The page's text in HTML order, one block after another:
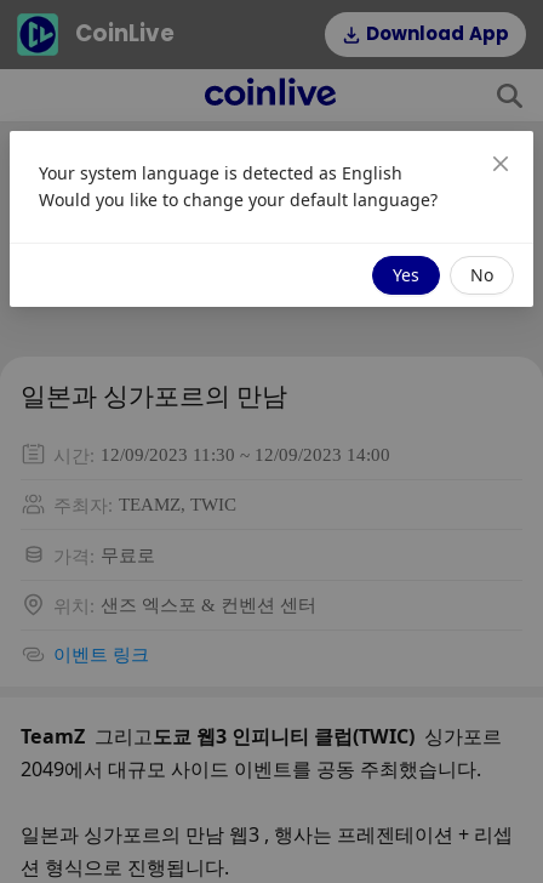
CoinLive Download App
일본과 싱가포르의 만남
시간: 12/09/2023 11:30 ~ 12/09/2023 14:00
주최자: TEAMZ, TWIC
가격: 무료로
위치: 샌즈 엑스포 & 컨벤션 센터
이벤트 링크
TeamZ
  그리고
도쿄 웹3 인피니티 클럽(TWIC)
  싱가포르
2049에서 대규모 사이드 이벤트를 공동 주최했습니다.
일본과 싱가포르의 만남 웹3 , 행사는 프레젠테이션 + 리셉
션 형식으로 진행됩니다.
Your system language is detected as English
Would you like to change your default language?
Yes No